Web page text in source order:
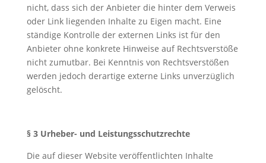
nicht, dass sich der Anbieter die hinter dem Verweis
oder Link liegenden Inhalte zu Eigen macht. Eine
ständige Kontrolle der externen Links ist für den
Anbieter ohne konkrete Hinweise auf Rechtsverstöße
nicht zumutbar. Bei Kenntnis von Rechtsverstößen
werden jedoch derartige externe Links unverzüglich
gelöscht.
§ 3 Urheber- und Leistungsschutzrechte
Die auf dieser Website veröffentlichten Inhalte